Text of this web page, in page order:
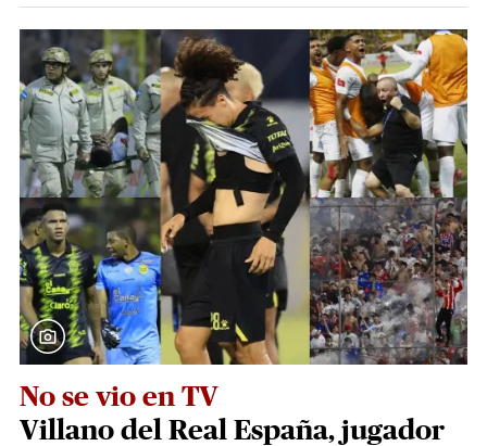
No se vio en TV
Villano del Real España, jugador